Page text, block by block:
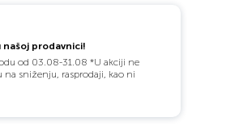
našoj prodavnici!
od 03.08-31.08 *U akciji ne
na sniženju, rasprodaji, kao ni